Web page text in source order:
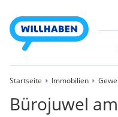
Startseite Immobilien
Bürojuwel